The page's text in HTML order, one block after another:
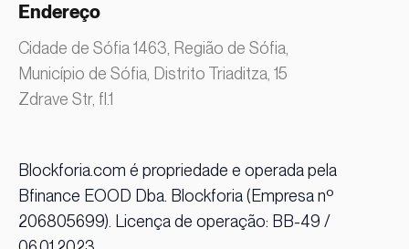
Endereço
Cidade de Sófia 1463, Região de Sófia,
Município de Sófia, Distrito Triaditza, 15
Zdrave Str, fl.1
Blockforia.com é propriedade e operada pela
Bfinance EOOD Dba. Blockforia (Empresa nº
206805699). Licença de operação: BB-49 /